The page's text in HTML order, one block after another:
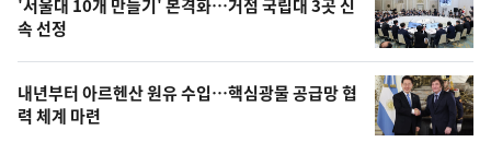
늘
의
영
상
'서울대 10개 만들기' 본격화…거점 국립대 3곳 신
속 선정
내년부터 아르헨산 원유 수입…핵심광물 공급망 협
력 체계 마련